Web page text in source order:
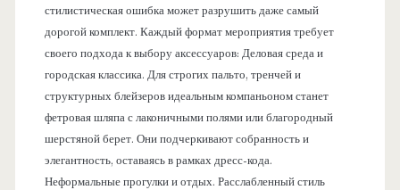
стилистическая ошибка может разрушить даже самый
дорогой комплект. Каждый формат мероприятия требует
своего подхода к выбору аксессуаров: Деловая среда и
городская классика. Для строгих пальто, тренчей и
структурных блейзеров идеальным компаньоном станет
фетровая шляпа с лаконичными полями или благородный
шерстяной берет. Они подчеркивают собранность и
элегантность, оставаясь в рамках дресс-кода.
Неформальные прогулки и отдых. Расслабленный стиль